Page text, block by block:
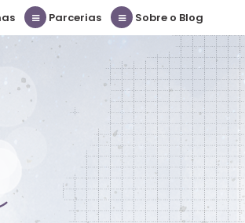
Parcerias Sobre o Blog